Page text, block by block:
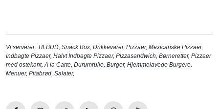
Vi serverer: TILBUD, Snack Box, Drikkevarer, Pizzaer, Mexicanske Pizzaer,
Indbagte Pizzaer, Halvt Indbagte Pizzaer, Pizzasandwich, Børneretter, Pizzaer
med ostekant,A la Carte, Durumrulle, Burger, Hjemmelavede Burgere,
Menuer, Pitabrød, Salater,